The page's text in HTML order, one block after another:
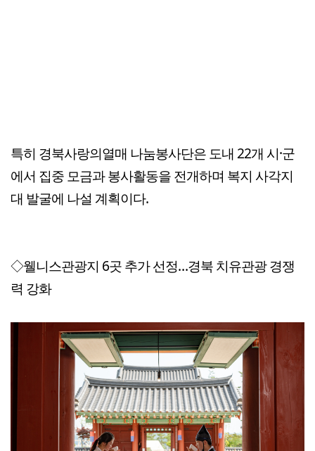
특히 경북사랑의열매 나눔봉사단은 도내 22개 시·군
에서 집중 모금과 봉사활동을 전개하며 복지 사각지
대 발굴에 나설 계획이다.
◇웰니스관광지 6곳 추가 선정…경북 치유관광 경쟁
력 강화